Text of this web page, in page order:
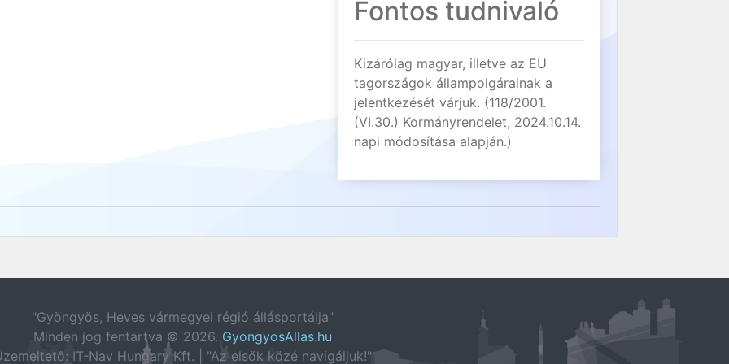
Fontos tudnivaló
Kizárólag magyar, illetve az EU
tagországok állampolgárainak a
jelentkezését várjuk. (118/2001.
(VI.30.) Kormányrendelet, 2024.10.14.
napi módosítása alapján.)
"Gyöngyös, Heves vármegyei régió állásportálja"
Minden jog fentartva © 2026. GyongyosAllas.hu
IT-Nav Hungary Kft. | "Az elsők közé navigáljuk!"